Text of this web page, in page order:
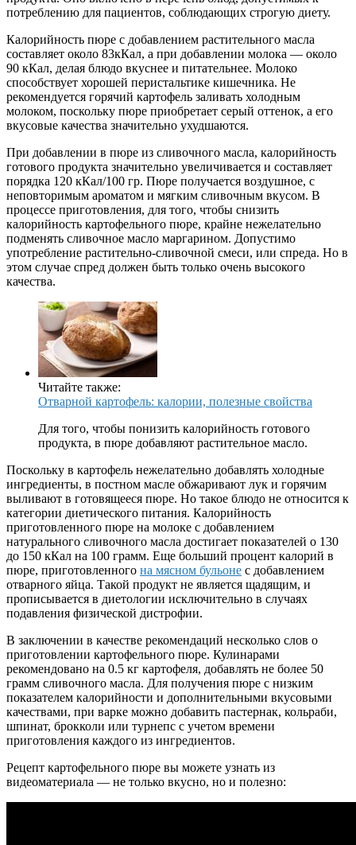
потреблению для пациентов, соблюдающих строгую диету.
Калорийность пюре с добавлением растительного масла
составляет около 83кКал, а при добавлении молока — около
90 кКал, делая блюдо вкуснее и питательнее. Молоко
способствует хорошей перистальтике кишечника. Не
рекомендуется горячий картофель заливать холодным
молоком, поскольку пюре приобретает серый оттенок, а его
вкусовые качества значительно ухудшаются.
При добавлении в пюре из сливочного масла, калорийность
готового продукта значительно увеличивается и составляет
порядка 120 кКал/100 гр. Пюре получается воздушное, с
неповторимым ароматом и мягким сливочным вкусом. В
процессе приготовления, для того, чтобы снизить
калорийность картофельного пюре, крайне нежелательно
подменять сливочное масло маргарином. Допустимо
употребление растительно-сливочной смеси, или спреда. Но в
этом случае спред должен быть только очень высокого
качества.
Читайте также:
Отварной картофель: калории, полезные свойства
Для того, чтобы понизить калорийность готового
продукта, в пюре добавляют растительное масло.
Поскольку в картофель нежелательно добавлять холодные
ингредиенты, в постном масле обжаривают лук и горячим
выливают в готовящееся пюре. Но такое блюдо не относится к
категории диетического питания. Калорийность
приготовленного пюре на молоке с добавлением
натурального сливочного масла достигает показателей о 130
до 150 кКал на 100 грамм. Еще больший процент калорий в
пюре, приготовленного на мясном бульоне с добавлением
отварного яйца. Такой продукт не является щадящим, и
прописывается в диетологии исключительно в случаях
подавления физической дистрофии.
В заключении в качестве рекомендаций несколько слов о
приготовлении картофельного пюре. Кулинарами
рекомендовано на 0.5 кг картофеля, добавлять не более 50
грамм сливочного масла. Для получения пюре с низким
показателем калорийности и дополнительными вкусовыми
качествами, при варке можно добавить пастернак, кольраби,
шпинат, брокколи или турнепс с учетом времени
приготовления каждого из ингредиентов.
Рецепт картофельного пюре вы можете узнать из
видеоматериала — не только вкусно, но и полезно: